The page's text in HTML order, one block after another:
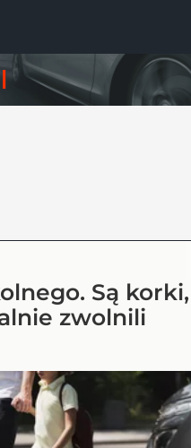
Są korki,
zwolnili